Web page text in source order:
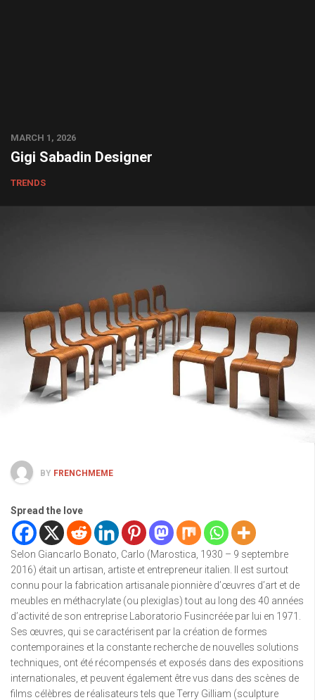
MARCH 1, 2026
Gigi Sabadin Designer
TRENDS
BY FRENCHMEME
Spread the love
Selon Giancarlo Bonato, Carlo (Marostica, 1930 – 9 septembre
2016) était un artisan, artiste et entrepreneur italien. Il est surtout
connu pour la fabrication artisanale pionnière d’œuvres d’art et de
meubles en méthacrylate (ou plexiglas) tout au long des 40 années
d’activité de son entreprise Laboratorio Fusincréée par lui en 1971.
Ses œuvres, qui se caractérisent par la création de formes
contemporaines et la constante recherche de nouvelles solutions
techniques, ont été récompensés et exposés dans des expositions
internationales, et peuvent également être vus dans des scènes de
films célèbres de réalisateurs tels que Terry Gilliam (sculpture